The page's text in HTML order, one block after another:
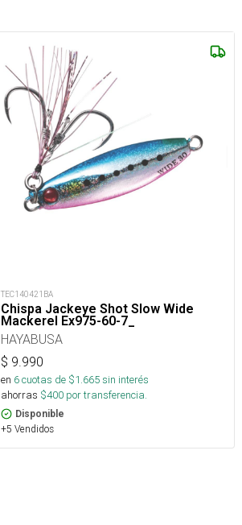
TEC140421BA
Chispa Jackeye Shot Slow Wide
Mackerel Ex975-60-7_
HAYABUSA
$ 9.990
en 6cuotas de $1.665sin interés
ahorras $400 por transferencia.
Disponible
+5 Vendidos